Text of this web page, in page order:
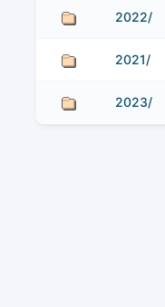
2022/
2021/
2023/